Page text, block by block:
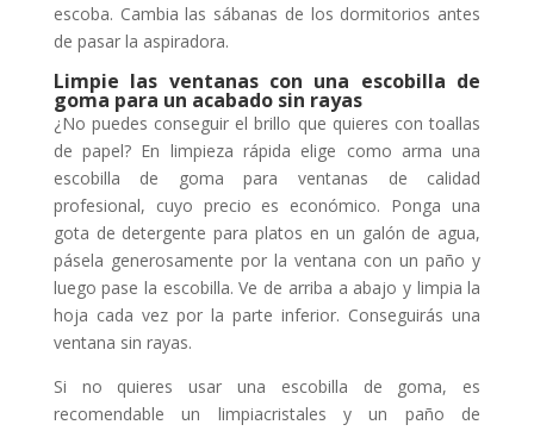
escoba. Cambia las sábanas de los dormitorios antes
de pasar la aspiradora.
Limpie las ventanas con una escobilla de
goma para un acabado sin rayas
¿No puedes conseguir el brillo que quieres con toallas
de papel? En limpieza rápida elige como arma una
escobilla de goma para ventanas de calidad
profesional, cuyo precio es económico. Ponga una
gota de detergente para platos en un galón de agua,
pásela generosamente por la ventana con un paño y
luego pase la escobilla. Ve de arriba a abajo y limpia la
hoja cada vez por la parte inferior. Conseguirás una
ventana sin rayas.
Si no quieres usar una escobilla de goma, es
recomendable un limpiacristales y un paño de